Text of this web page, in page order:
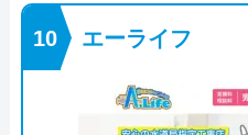
エーライフ